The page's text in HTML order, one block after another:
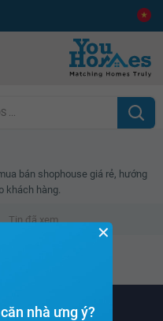
...
bán shophouse giá rẻ, hướng
khách hàng.
Tin đã xem
sản nào
✕
nhà ưng ý?